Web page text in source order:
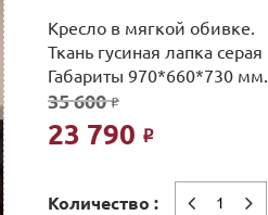
Кресло в мягкой обивке.
Ткань гусиная лапка серая
Габариты 970*660*730 мм.
35 600 Р
23 790 Р
Количество :